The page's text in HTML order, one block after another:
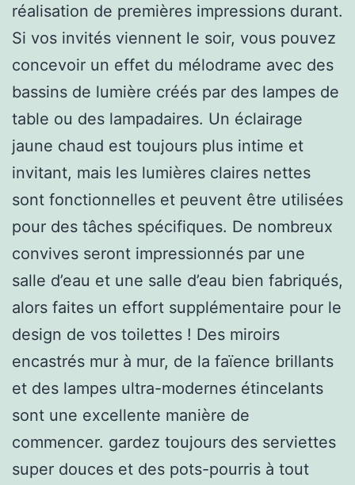
réalisation de premières impressions durant.
Si vos invités viennent le soir, vous pouvez
concevoir un effet du mélodrame avec des
bassins de lumière créés par des lampes de
table ou des lampadaires. Un éclairage
jaune chaud est toujours plus intime et
invitant, mais les lumières claires nettes
sont fonctionnelles et peuvent être utilisées
pour des tâches spécifiques. De nombreux
convives seront impressionnés par une
salle d’eau et une salle d’eau bien fabriqués,
alors faites un effort supplémentaire pour le
design de vos toilettes ! Des miroirs
encastrés mur à mur, de la faïence brillants
et des lampes ultra-modernes étincelants
sont une excellente manière de
commencer. gardez toujours des serviettes
super douces et des pots-pourris à tout